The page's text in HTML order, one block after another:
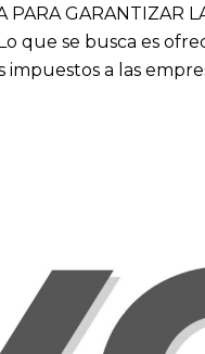
PARA GARANTIZAR
Lo que se busca es
impuestos a las